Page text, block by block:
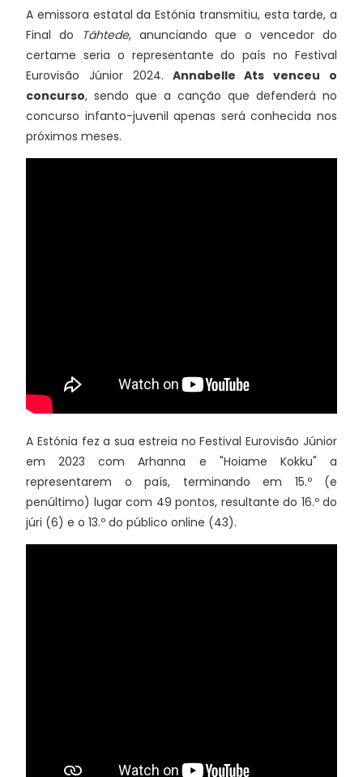
A emissora estatal da Estónia transmitiu, esta tarde, a
Final do
Tähtede, anunciando que o vencedor do
certame seria o representante do país no Festival
Eurovisão Júnior 2024. Annabelle Ats venceu o
concurso, sendo que a canção que defenderá no
concurso infanto-juvenil apenas será conhecida nos
próximos meses.
A Estónia fez a sua estreia no Festival Eurovisão Júnior
em 2023 com Arhanna e "Hoiame Kokku" a
representarem o país, terminando em 15.º (e
penúltimo) lugar com 49 pontos, resultante do 16.º do
júri (6) e o 13.º do público online (43).